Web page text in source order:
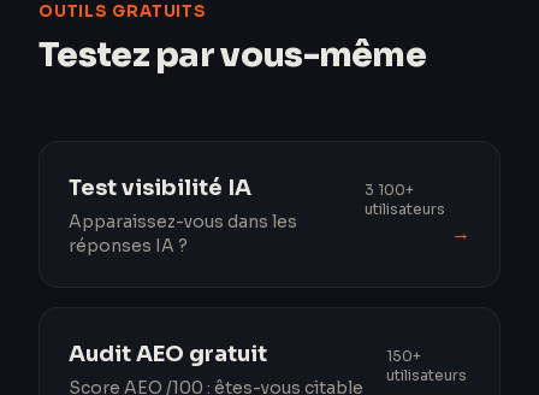
OUTILS GRATUITS
Testez par vous-même
Test visibilité IA
Apparaissez-vous dans les
réponses IA ?
3 100+
utilisateurs
→
Audit AEO gratuit
Score AEO /100 : êtes-vous citable
150+
utilisateurs